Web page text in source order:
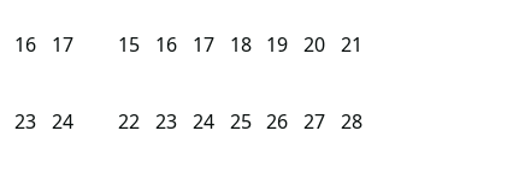
16 17
23 24
15 16 17 18 19 20 21
22 23 24 25 26 27 28